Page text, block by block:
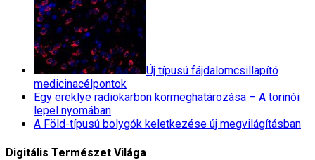
Új típusú fájdalomcsillapító
medicinacélpontok
Egy ereklye radiokarbon kormeghatározása – A torinói
lepel nyomában
A Föld-típusú bolygók keletkezése új megvilágításban
Digitális Természet Világa